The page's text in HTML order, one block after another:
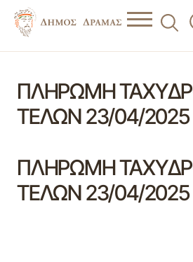
ΠΛΗΡΩΜΗ
ΤΕΛΩΝ 23/04/2025
ΠΛΗΡΩΜΗ
ΤΕΛΩΝ 23/04/2025